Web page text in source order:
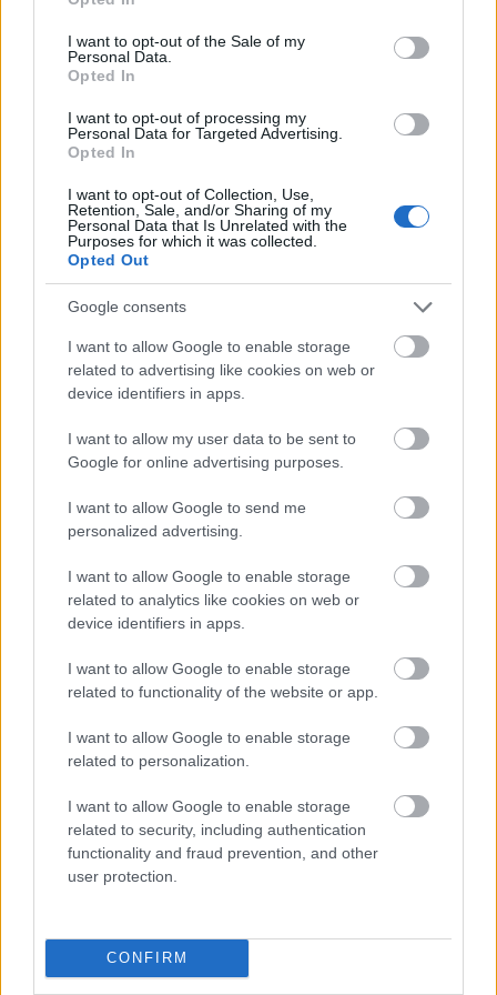
use your data for below specified purposes in below Google
consent section.
I want to opt-out of the Sale of my
Personal Data.
Opted In
I want to opt-out of processing my
Personal Data for Targeted Advertising.
Opted In
I want to opt-out of Collection, Use,
Retention, Sale, and/or Sharing of my
Personal Data that Is Unrelated with the
Purposes for which it was collected.
Opted Out
Google consents
I want to allow Google to enable storage
related to advertising like cookies on web or
device identifiers in apps.
I want to allow my user data to be sent to
Google for online advertising purposes.
I want to allow Google to send me
personalized advertising.
I want to allow Google to enable storage
related to analytics like cookies on web or
device identifiers in apps.
I want to allow Google to enable storage
related to functionality of the website or app.
I want to allow Google to enable storage
related to personalization.
I want to allow Google to enable storage
related to security, including authentication
functionality and fraud prevention, and other
user protection.
CONFIRM
Új márkák felfedezése
A vásárlók körében a közösségi média áll az első
helyen, ha új márkák felfedezéséről kérdezzük őket.
Csupán 20% az, aki a televíziós, rádiós módot
jobban preferálja. És azt is eláruljuk, mi a
míg a hagyományos médiában a felfedezés
a leggyakrabban egy passzív élmény, úgy a
közösségi médiában bizony aktívan történik.
Egyszerű, gyors, interaktív és bizony egy élmény is
Azonban ez nem azt jelenti, hogy teljesen hátat kell
fordítani a hagyományos eszközöknek. A
legnagyobb előny a tévé, a nyomtatott anyagok
esetében, hogy elősegíti, hogy minél nagyobb
közönség ismerje meg a márka nevét. Ezek a
lehetőségek elősegítik, hogy az érdeklődők a
tradicionális média csatornáról átkerüljenek a
digitálisra. Ha meglátunk valahol egy óriásplakátot,
sokszor egyből rákeresünk és jó eséllyel a közösségi
oldalon is megnézzük a márka tevékenységét. Így a
hagyományos média az, ami megragadja a
figyelmet, majd a közösségi média az, ami lehetővé